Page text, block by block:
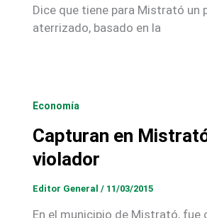
Dice que tiene para Mistrató un
aterrizado, basado en la
Economía
Capturan en
violador
Editor General / 11/03/2015
En el municipio de Mistrató, fue